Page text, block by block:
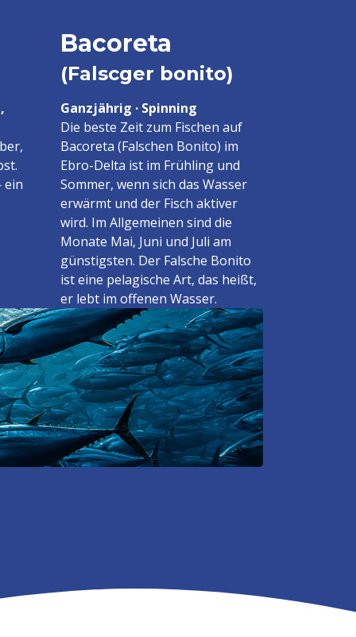
ein
Bacoreta
(Falscger bonito)
Ganzjährig · Spinning
Die beste Zeit zum Fischen auf
Bacoreta (Falschen Bonito) im
Ebro-Delta ist im Frühling und
Sommer, wenn sich das Wasser
erwärmt und der Fisch aktiver
wird. Im Allgemeinen sind die
Monate Mai, Juni und Juli am
günstigsten. Der Falsche Bonito
ist eine pelagische Art, das heißt,
er lebt im offenen Wasser.